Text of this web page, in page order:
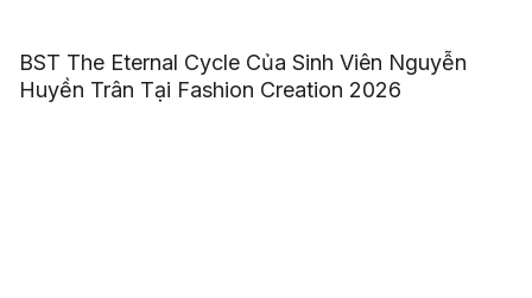
BST The Eternal Cycle Của Sinh Viên Nguyễn
Huyền Trân Tại Fashion Creation 2026